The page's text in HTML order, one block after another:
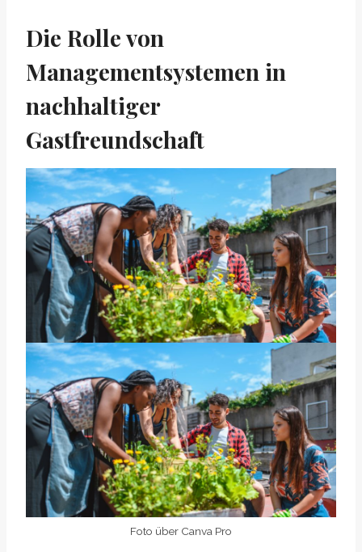
Die Rolle von
Managementsystemen in
nachhaltiger
Gastfreundschaft
Foto über Canva Pro